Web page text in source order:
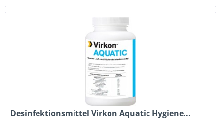
Desinfektionsmittel Virkon Aquatic Hygiene...